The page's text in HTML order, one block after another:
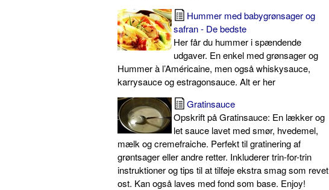
Hummer med babygrønsager og
safran - De bedste
Her får du hummer i spændende
udgaver. En enkel med grønsager og
Hummer à l’Américaine, men også whiskysauce,
karrysauce og estragonsauce. Alt er her
Gratinsauce
Opskrift på Gratinsauce: En lækker og
let sauce lavet med smør, hvedemel,
mælk og cremefraiche. Perfekt til gratinering af
grøntsager eller andre retter. Inkluderer trin-for-trin
instruktioner og tips til at tilføje ekstra smag som revet
ost. Kan også laves med fond som base. Enjoy!